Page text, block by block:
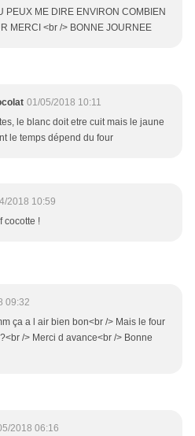
PEUX ME DIRE ENVIRON COMBIEN
MERCI <br /> BONNE JOURNEE
01/05/2018 10:11
le blanc doit etre cuit mais le jaune
le temps dépend du four
2018 10:59
cocotte !
09:32
ça a l air bien bon<br /> Mais le four
/> Merci d avance<br /> Bonne
2018 06:16